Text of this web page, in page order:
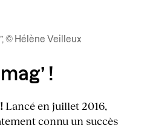
© Hélène Veilleux
!
Lancé en juillet 2016,
connu un succès